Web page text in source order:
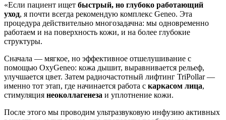
«Если пациент ищет быстрый, но глубоко работающий
уход, я почти всегда рекомендую комплекс Geneo. Эта
процедура действительно многозадачна: мы одновременно
работаем и на поверхность кожи, и на более глубокие
структуры.
Сначала — мягкое, но эффективное отшелушивание с
помощью OxyGeneo: кожа дышит, выравнивается рельеф,
улучшается цвет. Затем радиочастотный лифтинг TriPollar —
именно тот этап, где начинается работа с каркасом лица,
стимуляция неоколлагенеза и уплотнение кожи.
После этого мы проводим ультразвуковую инфузию активных